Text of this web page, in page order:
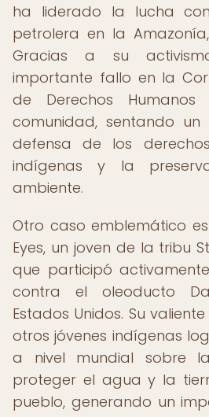
ha liderado la lucha
petrolera en la
Gracias a su
importante fallo en la
de Derechos
comunidad, sentando
defensa de los
indígenas y la
ambiente.
Otro caso emblemático
Eyes, un joven de la tribu
que participó
contra el oleoducto
Estados Unidos. Su
otros jóvenes indígenas
a nivel mundial sobre
proteger el agua y la
pueblo, generando un